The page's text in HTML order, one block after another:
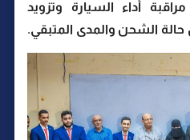
أداء السيارة وتزويد
حالة الشحن والمدى المتبقي.